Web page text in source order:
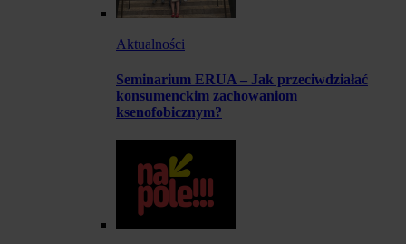
Aktualności
Seminarium ERUA – Jak przeciwdziałać
konsumenckim zachowaniom
ksenofobicznym?